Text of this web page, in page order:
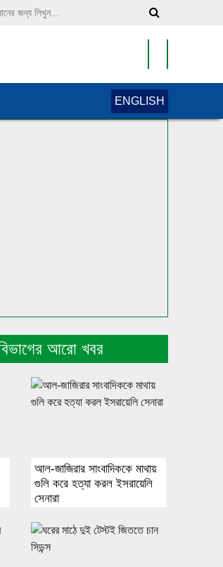
ENGLISH
আরো খবর
আল-জাজিরার সাংবাদিককে মাথায়
গুলি করে হত্যা করল ইসরায়েলি
সেনারা